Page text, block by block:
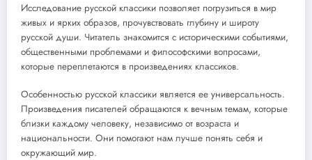
Исследование русской классики позволяет погрузиться в мир
живых и ярких образов, прочувствовать глубину и широту
русской души. Читатель знакомится с историческими событиями,
общественными проблемами и философскими вопросами,
которые переплетаются в произведениях классиков.
Особенностью русской классики является ее универсальность.
Произведения писателей обращаются к вечным темам, которые
близки каждому человеку, независимо от возраста и
национальности. Они помогают нам лучше понять себя и
окружающий мир.